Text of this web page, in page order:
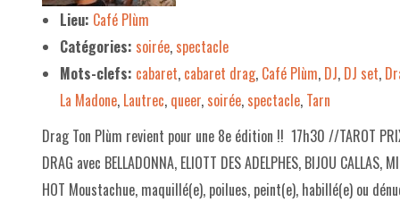
LE PROJET DE TERRITOIRE
LE CAFÉ/RESTO
LES FORMULES
NOS FOURNISSEUR·EUSE·S
LA LIBRAIRIE
Lieu: Café Plùm
Catégories: soirée, spectacle
Mots-clefs: cabaret, cabaret drag, Café Plùm, DJ, DJ set,
La Madone, Lautrec, queer, soirée, spectacle, Tarn
Drag Ton Plùm revient pour une 8e édition !! 17h30 //TAROT
DRAG avec BELLADONNA, ELIOTT DES ADELPHES, BIJOU CALLAS,
HOT Moustachue, maquillé(e), poilues, peint(e), habillé(e) ou